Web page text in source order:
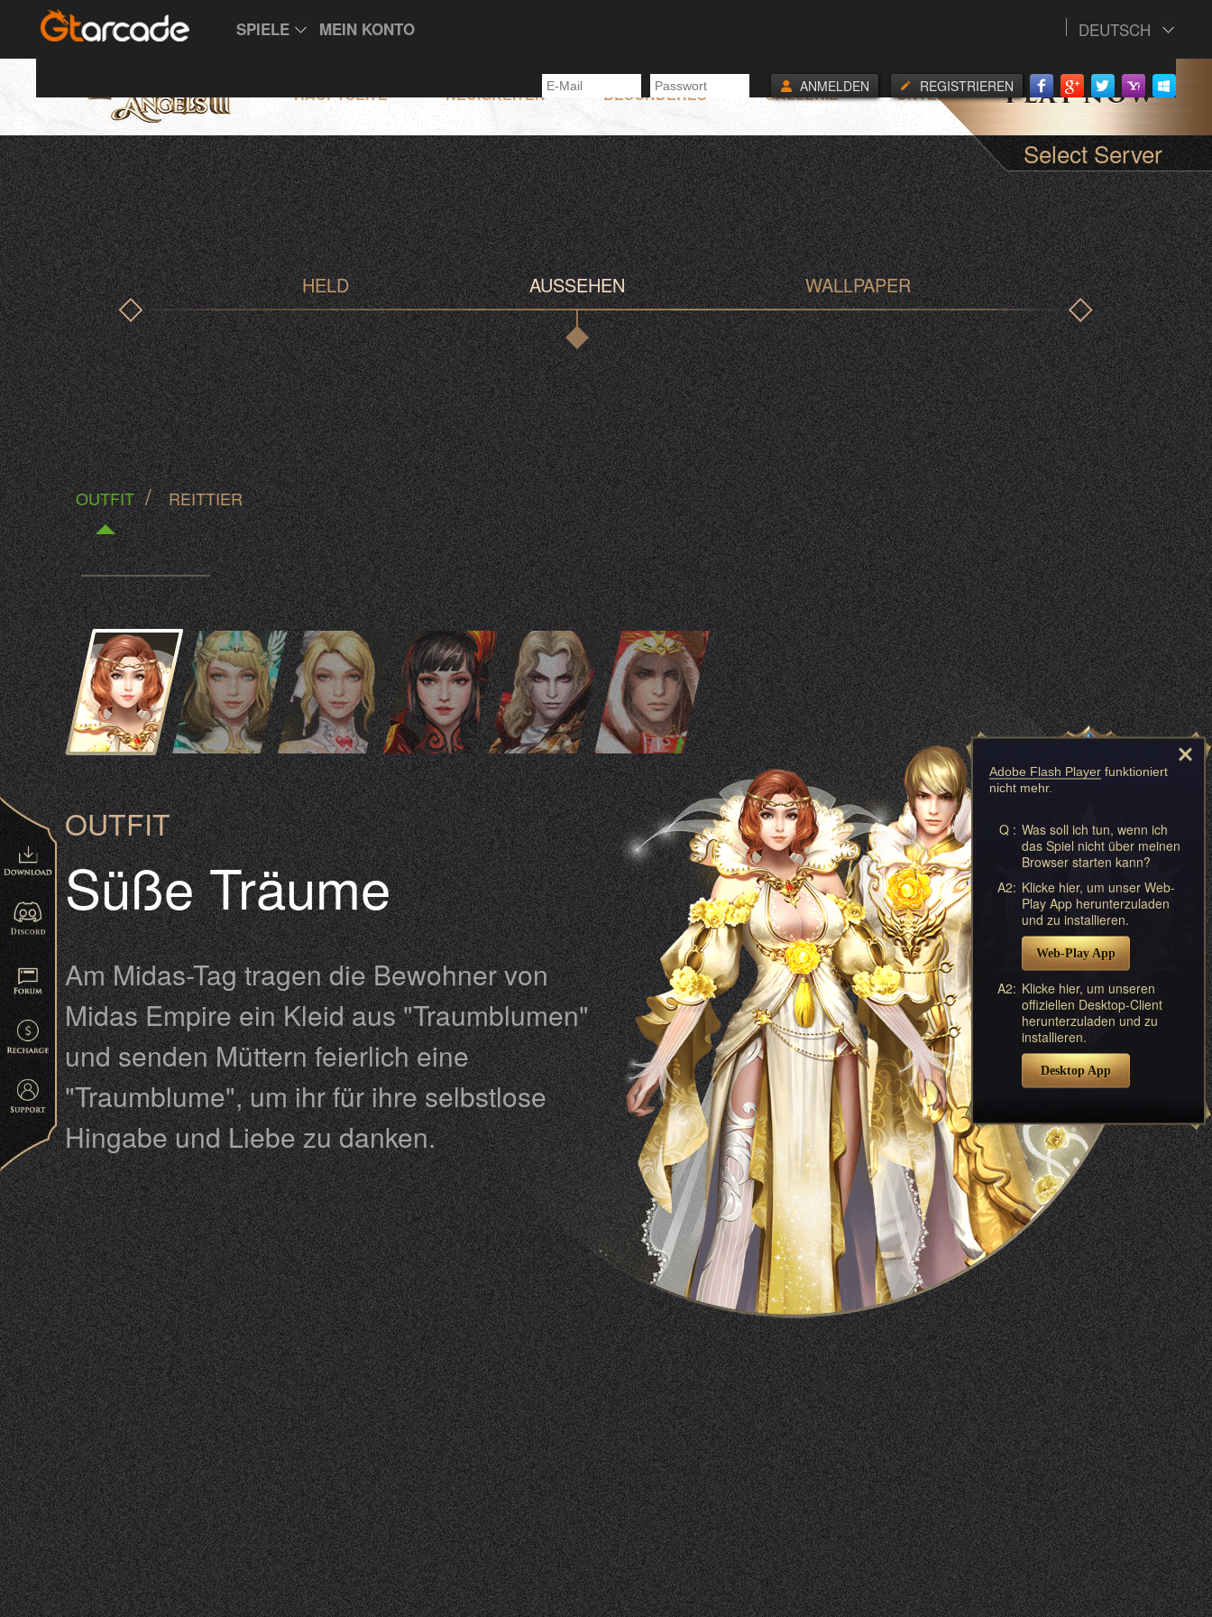
SPIELE MEIN KONTO DEUTSCH
REGISTRIEREN
ANMELDEN
HAUPTSEITE NEUIGKEITEN BESONDERES GALLERIE UNTERSTUETZUNG
Select Server
HELD AUSSEHEN WALLPAPER
OUTFIT / REITTIER
OUTFIT
Süße Träume
Am Midas-Tag tragen die Bewohner von
Midas Empire ein Kleid aus "Traumblumen"
und senden Müttern feierlich eine
"Traumblume", um ihr für ihre selbstlose
Hingabe und Liebe zu danken.
Adobe Flash Player funktioniert
nicht mehr.
Q : Was soll ich tun, wenn ich
das Spiel nicht über meinen
Browser starten kann?
A2: Klicke hier, um unser Web-
Play App herunterzuladen
und zu installieren.
Web-Play App
A2: Klicke hier, um unseren
offiziellen Desktop-Client
herunterzuladen und zu
installieren.
Desktop App